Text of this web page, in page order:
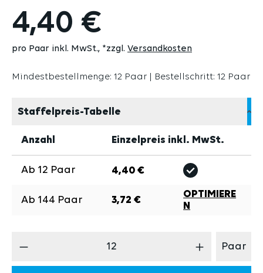
4,40 €
pro Paar inkl. MwSt. *zzgl. Versandkosten
Mindestbestellmenge: 12 Paar | Bestellschritt: 12 Paar
Staffelpreis-Tabelle
Anzahl Einzelpreis inkl. MwSt.
Ab 12 Paar 4,40 €
Ab 144 Paar 3,72 €
OPTIMIERE
N
Produkt Anzahl: Gib den gewünschten
Paar